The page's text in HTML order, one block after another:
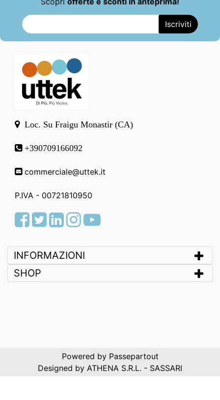
Loc. Su Fraigu Monastir (CA)
+390709166092
commerciale@uttek.it
P.IVA - 00721810950
Facebook
TwitterLinkedInInstagram
Youtube
INFORMAZIONI
SHOP
Powered by Passepartout
Designed by ATHENA S.R.L. - SASSARI